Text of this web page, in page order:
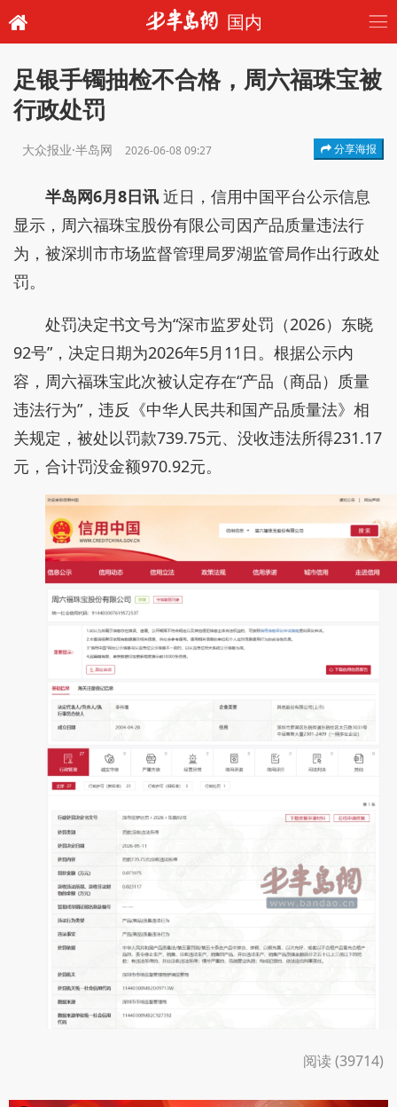
国内
足银手镯抽检不合格，周六福珠宝被
行政处罚
大众报业·半岛网 2026-06-08 09:27 分享海报
半岛网6月8日讯 近日，信用中国平台公示信息
显示，周六福珠宝股份有限公司因产品质量违法行
为，被深圳市市场监督管理局罗湖监管局作出行政处
罚。
处罚决定书文号为“深市监罗处罚（2026）东晓
92号”，决定日期为2026年5月11日。根据公示内
容，周六福珠宝此次被认定存在“产品（商品）质量
违法行为”，违反《中华人民共和国产品质量法》相
关规定，被处以罚款739.75元、没收违法所得231.17
元，合计罚没金额970.92元。
阅读 (39714)